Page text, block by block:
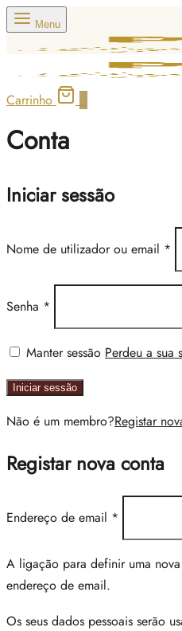
Menu
Carrinho
Conta
Iniciar sessão
Nome de utilizador ou email *
Senha *
Manter sessão Perdeu a sua
Iniciar sessão
Não é um membro?Registar
Registar nova conta
Endereço de email *
A ligação para definir uma
endereço de email.
Os seus dados pessoais serão